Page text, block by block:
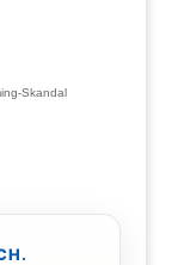
Skandal